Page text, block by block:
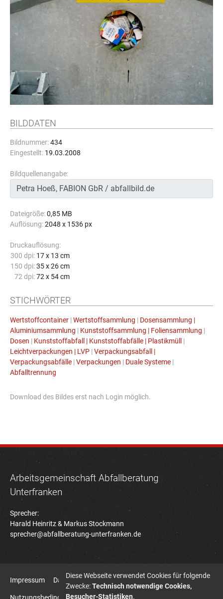
BILDDATEN
Bildnummer:434
Eingestellt: 19.03.2008
Bildquellenangabe:
Dateigröße:0,85 MB
Auflösung:2048 x 1536 px
Druckauflösung:
300 dpi: 17 x 13 cm
150 dpi: 35 x 26 cm
72 dpi: 72 x 54 cm
STICHWÖRTER
Wertstoffcontainer | Wertstoffsammlung | Dosensammlung |
Aluminiumsammlung | Kunststoffsammlung | Foliensammlung |
Dosen | Kunststoffabfall | Kunststoffabfälle | Plastikmüll |
Leichtverpackungen | LVP | Verpackungsabfall |
Verpackungsabfälle | Verpackungen | Duale Systeme |
Abfalltrennung
Download des Bildes erst nach Login möglich.
Arbeitsgemeinschaft Abfallberatung
Unterfranken
Sprecher:
Harald Heinritz & Markus Stockmann
sprecher@abfallberatung-unterfranken.de
Impressum Datenschutz
Diese Webseite verwendet Cookies für folgende
Zwecke:Technisch notwendige Cookies,
Besucher-Statistiken.